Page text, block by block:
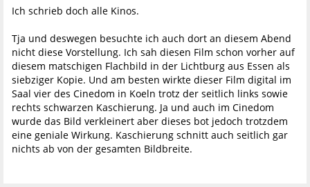
Ich schrieb doch alle Kinos.
Tja und deswegen besuchte ich auch dort an diesem Abend
nicht diese Vorstellung. Ich sah diesen Film schon vorher auf
diesem matschigen Flachbild in der Lichtburg aus Essen als
siebziger Kopie. Und am besten wirkte dieser Film digital im
Saal vier des Cinedom in Koeln trotz der seitlich links sowie
rechts schwarzen Kaschierung. Ja und auch im Cinedom
wurde das Bild verkleinert aber dieses bot jedoch trotzdem
eine geniale Wirkung. Kaschierung schnitt auch seitlich gar
nichts ab von der gesamten Bildbreite.